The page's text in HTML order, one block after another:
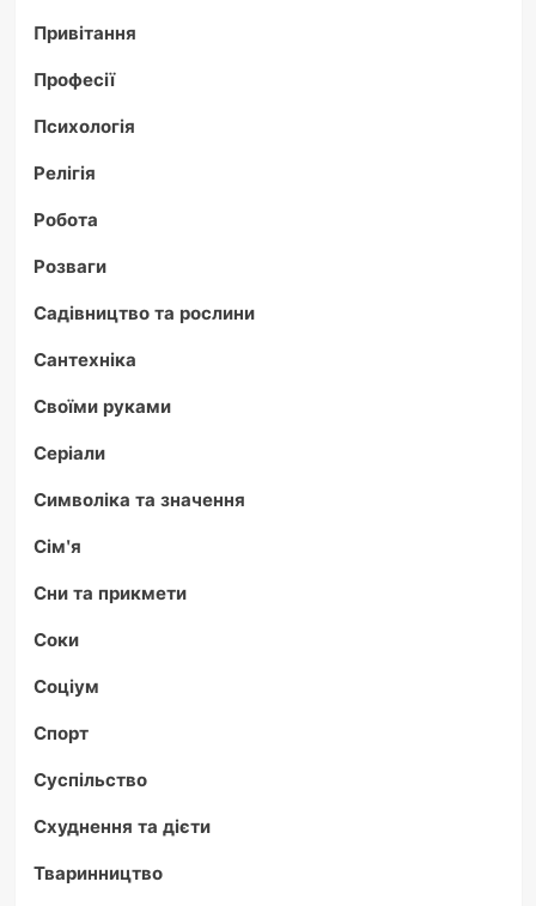
Привітання
Професії
Психологія
Релігія
Робота
Розваги
Садівництво та рослини
Сантехніка
Своїми руками
Серіали
Символіка та значення
Сім'я
Сни та прикмети
Соки
Соціум
Спорт
Суспільство
Схуднення та дієти
Тваринництво